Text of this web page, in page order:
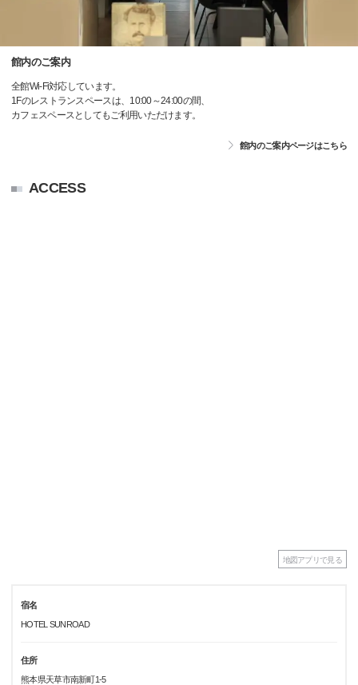
館内のご案内
全館Wi-Fi対応しています。
1Fのレストランスペースは、10:00～24:00の間、
カフェスペースとしてもご利用いただけます。
館内のご案内ページはこちら
ACCESS
地図アプリで見る
宿名
HOTEL SUNROAD
住所
熊本県天草市南新町1-5